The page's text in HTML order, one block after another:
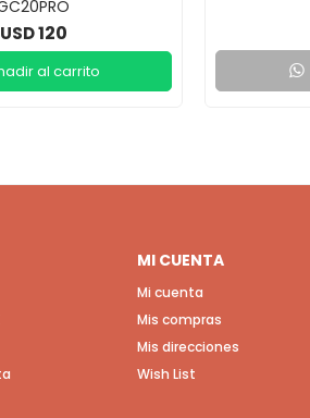
USD120
MI CUENTA
Mi cuenta
Mis compras
Mis direcciones
Wish List